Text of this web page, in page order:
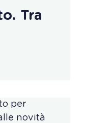
Tra
per
novità